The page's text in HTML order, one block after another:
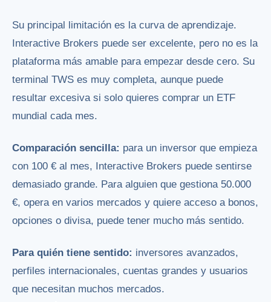
Su principal limitación es la curva de aprendizaje.
Interactive Brokers puede ser excelente, pero no es la
plataforma más amable para empezar desde cero. Su
terminal TWS es muy completa, aunque puede
resultar excesiva si solo quieres comprar un ETF
mundial cada mes.
Comparación sencilla: para un inversor que empieza
con 100 € al mes, Interactive Brokers puede sentirse
demasiado grande. Para alguien que gestiona 50.000
€, opera en varios mercados y quiere acceso a bonos,
opciones o divisa, puede tener mucho más sentido.
Para quién tiene sentido: inversores avanzados,
perfiles internacionales, cuentas grandes y usuarios
que necesitan muchos mercados.